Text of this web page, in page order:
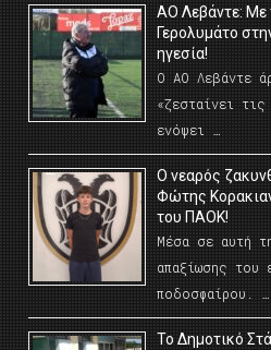
ΑΟ Λεβάντε: Με
Γερολυμάτο
ηγεσία!
Ο ΑΟ Λεβάντε
«ζεσταίνει
ενόψει …
O νεαρός
Φώτης
του ΠΑΟΚ!
Μέσα σε αυτή
απαξίωσης του
ποδοσφαίρου. …
Το Δημοτικό